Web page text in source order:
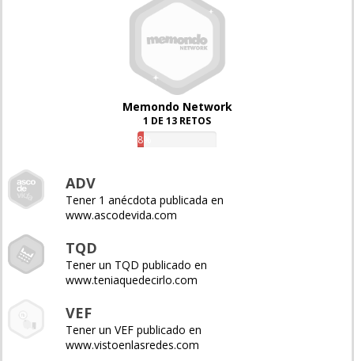
Memondo Network
1 DE 13 RETOS
8%
ADV
Tener 1 anécdota publicada en
www.ascodevida.com
TQD
Tener un TQD publicado en
www.teniaquedecirlo.com
VEF
Tener un VEF publicado en
www.vistoenlasredes.com